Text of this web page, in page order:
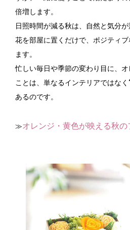
倍増します。
日照時間が減る秋は、自然と気分
花を部屋に置くだけで、ポジティ
ます。
忙しい毎日や季節の変わり目に、
ことは、単なるインテリアではな
あるのです。
≫オレンジ・黄色が映える秋